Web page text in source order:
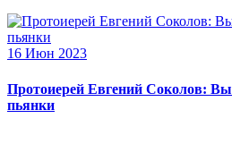
16 Июн 2023
Протоиерей Евгений Соколов:
пьянки